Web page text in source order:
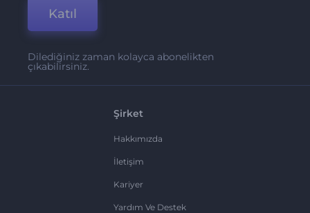
Katıl
Dilediğiniz zaman kolayca abonelikten
çıkabilirsiniz.
Şirket
Hakkımızda
İletişim
Kariyer
Yardım Ve Destek